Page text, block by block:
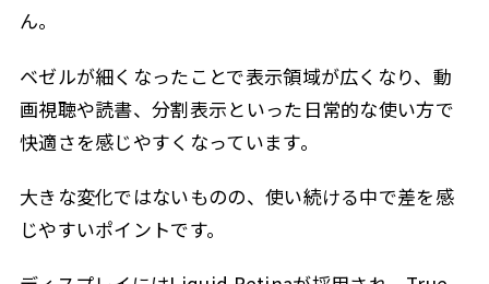
ん。
ベゼルが細くなったことで表示領域が広くなり、動
画視聴や読書、分割表示といった日常的な使い方で
快適さを感じやすくなっています。
大きな変化ではないものの、使い続ける中で差を感
じやすいポイントです。